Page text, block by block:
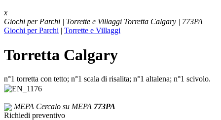
x
Giochi per Parchi | Torrette e Villaggi Torretta Calgary | 773PA
Giochi per Parchi | Torrette e Villaggi
Torretta Calgary
n°1 torretta con tetto; n°1 scala di risalita; n°1 altalena; n°1 scivolo.
MEPA Cercalo su MEPA 773PA
Richiedi preventivo